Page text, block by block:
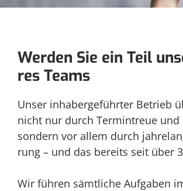
Wer­den Sie ein Teil
res Teams
Unser inha­ber­ge­führ­ter Betrieb
nicht nur durch Ter­min­treue und
son­dern vor allem durch
rung – und das bereits seit über
Wir füh­ren sämt­li­che Auf­ga­ben